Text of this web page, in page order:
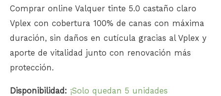
Comprar online Valquer tinte 5.0 castaño claro
Vplex con cobertura 100% de canas con máxima
duración, sin daños en cutícula gracias al Vplex y
aporte de vitalidad junto con renovación más
protección.
Disponibilidad: ¡Solo quedan 5 unidades